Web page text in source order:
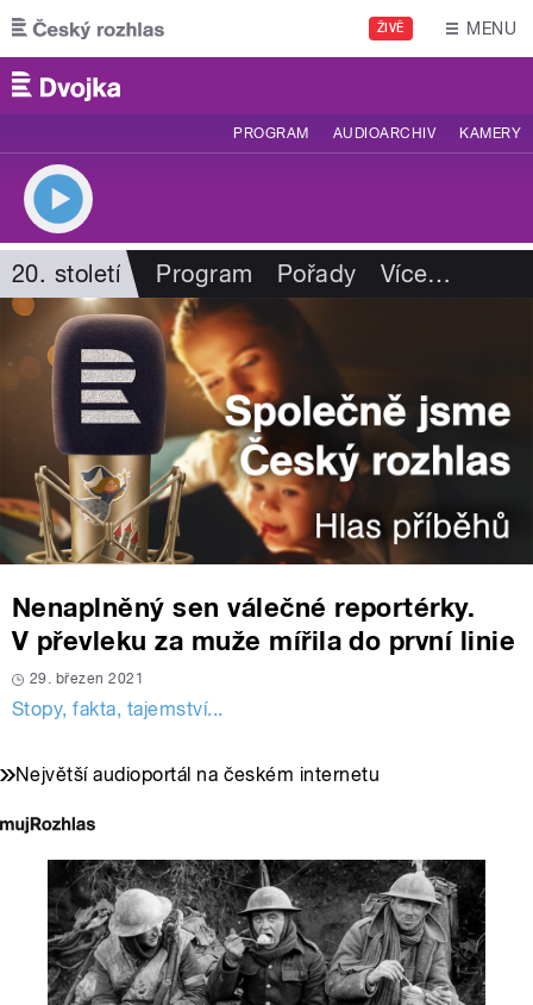
Přejít k hlavnímu obsahu
ŽIVĚ MENU
PROGRAM AUDIOARCHIV KAMERY
20. století Program Pořady Více…
Nenaplněný sen válečné reportérky.
V převleku za muže mířila do první linie
29. březen 2021
Stopy, fakta, tajemství...
Největší audioportál na českém internetu